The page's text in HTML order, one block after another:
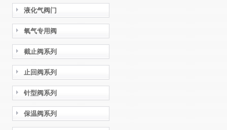
液化气阀门
氧气专用阀
截止阀系列
止回阀系列
针型阀系列
保温阀系列